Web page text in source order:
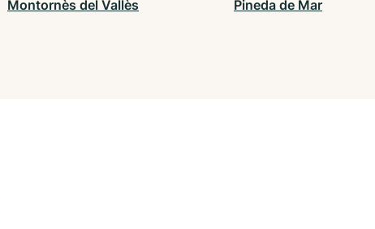
Montornès del Vallès Pineda de Mar